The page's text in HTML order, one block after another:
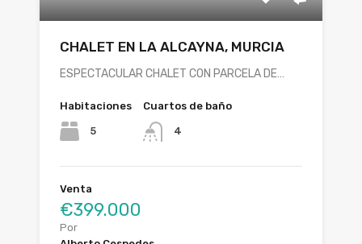
CHALET EN LA ALCAYNA, MURCIA
ESPECTACULAR CHALET CON PARCELA DE…
Habitaciones
5
Cuartos de baño
4
Venta
€399.000
Por